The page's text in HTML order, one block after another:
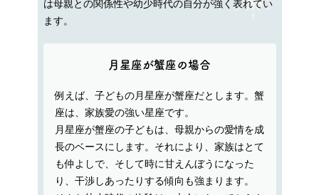
は母親との関係性や幼少時代の自分が強く表れてい
ます。
月星座が蟹座の場合
例えば、子どもの月星座が蟹座だとします。蟹
座は、家族愛の強い星座です。
月星座が蟹座の子どもは、母親からの愛情を成
長のベースにします。それにより、家族はとて
も仲よしで、そして時に甘えんぼうになった
り、干渉しあったりする傾向も強まります。